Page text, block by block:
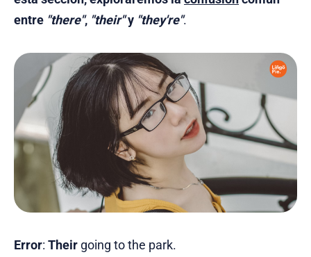
entre "there", "their"y "they're".
Error: Their going to the park.